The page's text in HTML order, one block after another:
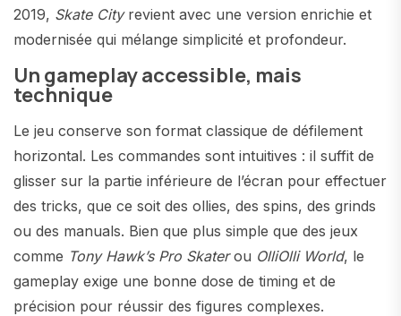
2019, Skate Cityrevient avec une version enrichie et
modernisée qui mélange simplicité et profondeur.
Un gameplay accessible, mais
technique
Le jeu conserve son format classique de défilement
horizontal. Les commandes sont intuitives : il suffit de
glisser sur la partie inférieure de l’écran pour effectuer
des tricks, que ce soit des ollies, des spins, des grinds
ou des manuals. Bien que plus simple que des jeux
comme Tony Hawk’s Pro Skaterou OlliOlli World, le
gameplay exige une bonne dose de timing et de
précision pour réussir des figures complexes.